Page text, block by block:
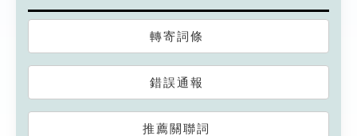
轉寄詞條
錯誤通報
推薦關聯詞